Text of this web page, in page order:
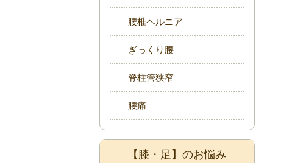
腰椎ヘルニア
ぎっくり腰
脊柱管狭窄
腰痛
【膝・足】のお悩み